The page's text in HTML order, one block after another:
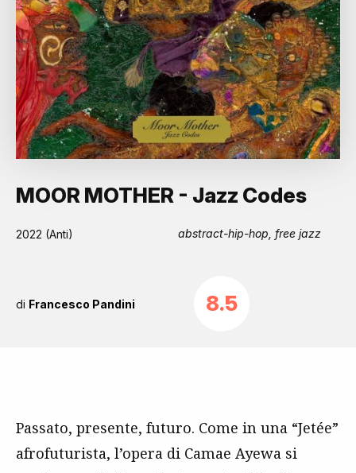
MOOR MOTHER - Jazz Codes
2022 (Anti) abstract-hip-hop, free jazz
di Francesco Pandini 8.5
Passato, presente, futuro. Come in una “Jetée”
afrofuturista, l’opera di Camae Ayewa si